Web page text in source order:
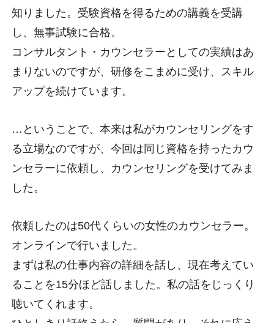
知りました。受験資格を得るための講義を受講
し、無事試験に合格。
コンサルタント・カウンセラーとしての実績はあ
まりないのですが、研修をこまめに受け、スキル
アップを続けています。
…ということで、本来は私がカウンセリングをす
る立場なのですが、今回は同じ資格を持ったカウ
ンセラーに依頼し、カウンセリングを受けてみま
した。
依頼したのは50代くらいの女性のカウンセラー。
オンラインで行いました。
まずは私の仕事内容の詳細を話し、現在考えてい
ることを15分ほど話しました。私の話をじっくり
聴いてくれます。